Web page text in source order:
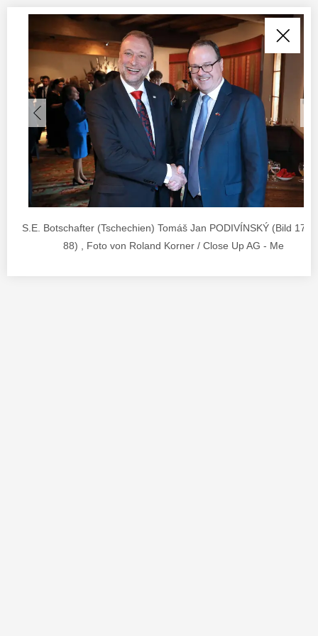
S.E. Botschafter (Tschechien) Tomáš Jan PODIVÍNSKÝ (Bild 17
88) , Foto von Roland Korner / Close Up AG - Me